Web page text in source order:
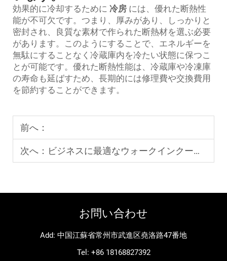
効果的に冷却するために 冷房 には、優れた断熱性
能が不可欠です。つまり、厚みがあり、しっかりと
密封され、良質な素材で作られた断熱材を選ぶ必要
があります。このようにすることで、エネルギーを
無駄にすることなく冷蔵庫内を冷たい状態に保つこ
とが可能です。優れた断熱性能は、冷蔵庫や冷凍庫
の寿命も延ばすため、長期的には修理費や交換費用
を節約することができます。
前へ：
次へ： ビジネスに最適なウォークインクーラーの選び方
お問い合わせ
Add: 中国江蘇省常州市武進区堯洛路47番地
Tel: +86 18168827392